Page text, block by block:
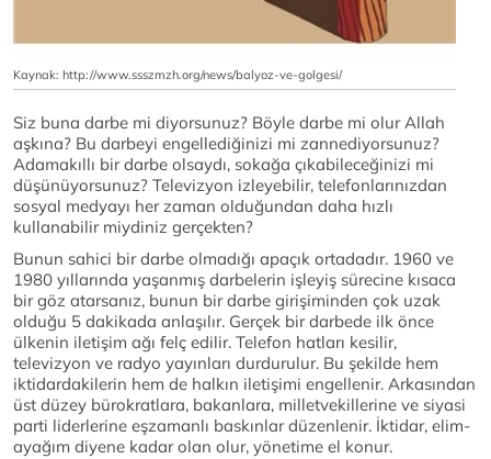
Kaynak: http://www.ssszmzh.org/news/balyoz-ve-golgesi/
Siz buna darbe mi diyorsunuz? Böyle darbe mi olur Allah
aşkına? Bu darbeyi engellediğinizi mi zannediyorsunuz?
Adamakıllı bir darbe olsaydı, sokağa çıkabileceğinizi mi
düşünüyorsunuz? Televizyon izleyebilir, telefonlarınızdan
sosyal medyayı her zaman olduğundan daha hızlı
kullanabilir miydiniz gerçekten?
Bunun sahici bir darbe olmadığı apaçık ortadadır. 1960 ve
1980 yıllarında yaşanmış darbelerin işleyiş sürecine kısaca
bir göz atarsanız, bunun bir darbe girişiminden çok uzak
olduğu 5 dakikada anlaşılır. Gerçek bir darbede ilk önce
ülkenin iletişim ağı felç edilir. Telefon hatları kesilir,
televizyon ve radyo yayınları durdurulur. Bu şekilde hem
iktidardakilerin hem de halkın iletişimi engellenir. Arkasından
üst düzey bürokratlara, bakanlara, milletvekillerine ve siyasi
parti liderlerine eşzamanlı baskınlar düzenlenir. İktidar, elim-
ayağım diyene kadar olan olur, yönetime el konur.